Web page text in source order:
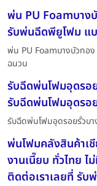
พ่น PU Foamบาง
รับพ่นฉีดพียูโฟม แ
พ่น PU Foamบางบัวทอ
ฉนวน
รับฉีดพ่นโฟมอุดรอ
รับฉีดพ่นโฟมอุดรอ
รับฉีดพ่นโฟมอุดรอยรั่วบ
พ่นโฟมคลังสินค้าเ
งานเนี๊ยบ ทั่วไทย
ติดต่อเราเลยที่ รั